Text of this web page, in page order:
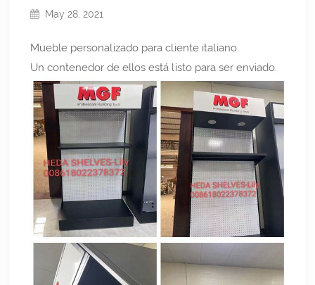
May 28, 2021
Mueble personalizado para cliente italiano.
Un contenedor de ellos está listo para ser enviado.